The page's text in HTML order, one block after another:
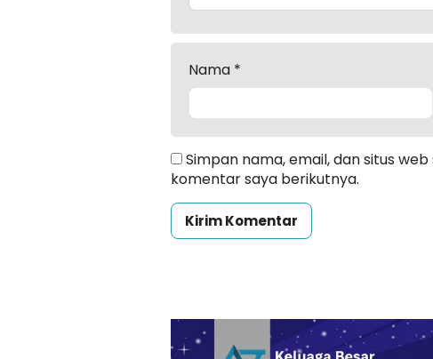
Nama *
Simpan nama, email, dan situs
komentar saya berikutnya.